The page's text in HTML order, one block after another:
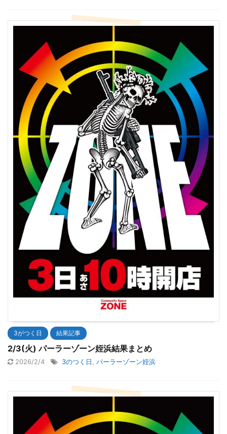
3がつく日 結果記事
2/3(火) パーラーゾーン姪浜結果まとめ
2026/2/4 3のつく日 パーラーゾーン姪浜